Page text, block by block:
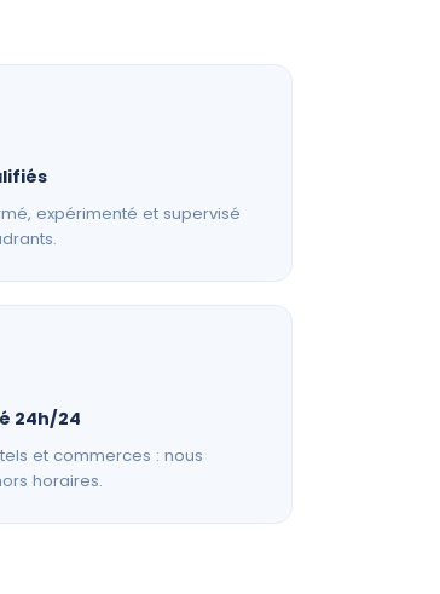
expérimenté et supervisé
24h/24
et commerces : nous
horaires.